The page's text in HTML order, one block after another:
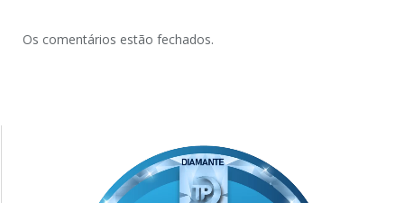
Os comentários estão fechados.